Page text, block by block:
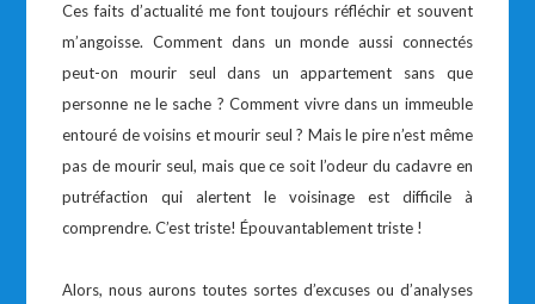
Ces faits d’actualité me font toujours réfléchir et souvent
m’angoisse. Comment dans un monde aussi connectés
peut-on mourir seul dans un appartement sans que
personne ne le sache ? Comment vivre dans un immeuble
entouré de voisins et mourir seul ? Mais le pire n’est même
pas de mourir seul, mais que ce soit l’odeur du cadavre en
putréfaction qui alertent le voisinage est difficile à
comprendre. C’est triste! Épouvantablement triste !
Alors, nous aurons toutes sortes d’excuses ou d’analyses